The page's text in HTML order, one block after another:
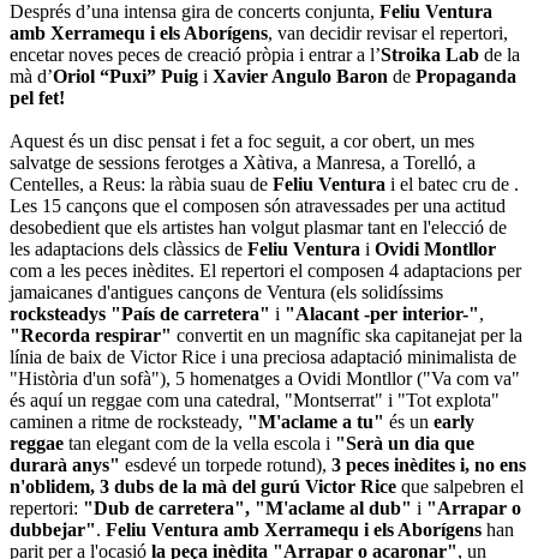
Després d’una intensa gira de concerts conjunta, Feliu Ventura
amb Xerramequ i els Aborígens, van decidir revisar el repertori,
encetar noves peces de creació pròpia i entrar a l’Stroika Lab de la
mà d’Oriol “Puxi” Puig i Xavier Angulo Baron de Propaganda
pel fet!
Aquest és un disc pensat i fet a foc seguit, a cor obert, un mes
salvatge de sessions ferotges a Xàtiva, a Manresa, a Torelló, a
Centelles, a Reus: la ràbia suau de Feliu Ventura i el batec cru de .
Les 15 cançons que el composen són atravessades per una actitud
desobedient que els artistes han volgut plasmar tant en l'elecció de
les adaptacions dels clàssics de Feliu Ventura i Ovidi Montllor
com a les peces inèdites. El repertori el composen 4 adaptacions per
jamaicanes d'antigues cançons de Ventura (els solidíssims
rocksteadys "País de carretera" i "Alacant -per interior-",
"Recorda respirar" convertit en un magnífic ska capitanejat per la
línia de baix de Victor Rice i una preciosa adaptació minimalista de
"Història d'un sofà"), 5 homenatges a Ovidi Montllor ("Va com va"
és aquí un reggae com una catedral, "Montserrat" i "Tot explota"
caminen a ritme de rocksteady, "M'aclame a tu" és un early
reggae tan elegant com de la vella escola i "Serà un dia que
durarà anys" esdevé un torpede rotund), 3 peces inèdites i, no ens
n'oblidem, 3 dubs de la mà del gurú Victor Rice que salpebren el
repertori: "Dub de carretera", "M'aclame al dub" i "Arrapar o
dubbejar". Feliu Ventura amb Xerramequ i els Aborígens han
parit per a l'ocasió la peça inèdita "Arrapar o acaronar", un